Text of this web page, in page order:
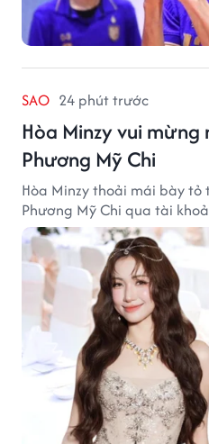
SAO 24 phút trước
Hòa Minzy vui mừng
Phương Mỹ Chi
Hòa Minzy thoải mái bày tỏ
Phương Mỹ Chi qua tài